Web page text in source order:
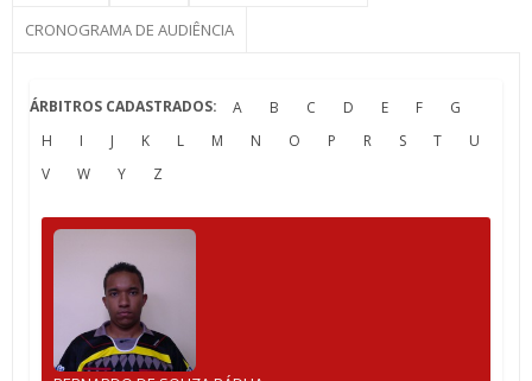
CRONOGRAMA DE AUDIÊNCIA
ÁRBITROS CADASTRADOS: A B C D E F
G
H
I J K L M N O P R S T
U
V
W Y Z